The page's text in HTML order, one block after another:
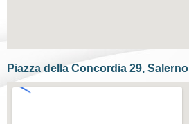
Piazza della Concordia 29, Salerno